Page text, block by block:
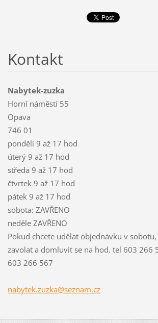
Kontakt
Nabytek-zuzka
Horní náměstí 55
Opava
746 01
pondělí 9 až 17 hod
úterý 9 až 17 hod
středa 9 až 17 hod
čtvrtek 9 až 17 hod
pátek 9 až 17 hod
sobota: ZAVŘENO
neděle ZAVŘENO
Pokud chcete udělat objednávku v
zavolat a domluvit se na hod. tel 603 266
603 266 567
nabytek.zuzka@seznam.cz